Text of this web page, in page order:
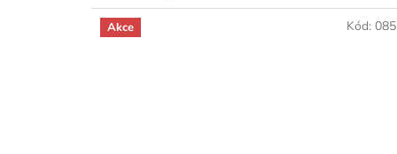
Akce Kód: